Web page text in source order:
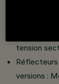
pour
tension
Réflecteurs
versions :